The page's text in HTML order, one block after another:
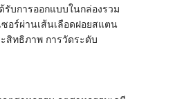
บการออกแบบในกล่องรวม
อร์ผ่านเส้นเลือดฝอยสแตน
สิทธิภาพ การวัดระดับ